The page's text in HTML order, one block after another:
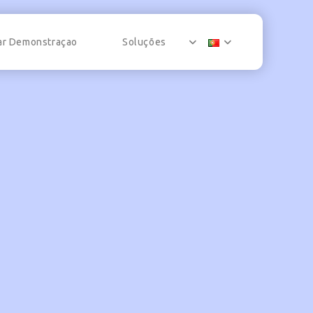
Demonstraçao Soluções